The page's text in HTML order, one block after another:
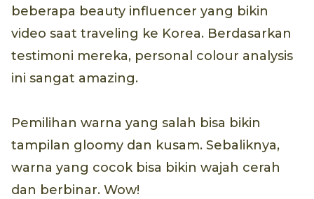
beberapa beauty influencer yang bikin
video saat traveling ke Korea. Berdasarkan
testimoni mereka, personal colour analysis
ini sangat amazing.
Pemilihan warna yang salah bisa bikin
tampilan gloomy dan kusam. Sebaliknya,
warna yang cocok bisa bikin wajah cerah
dan berbinar. Wow!